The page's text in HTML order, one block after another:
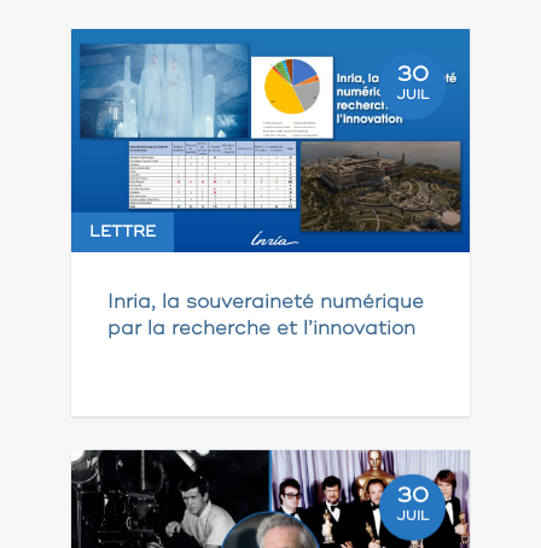
30
JUIL
LETTRE
Inria, la souveraineté numérique
par la recherche et l’innovation
30
JUIL